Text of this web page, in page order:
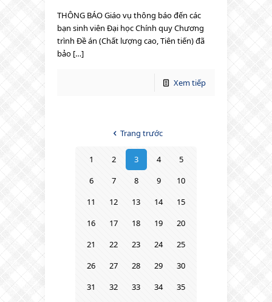
THÔNG BÁO Giáo vụ thông báo đến các
bạn sinh viên Đại học Chính quy Chương
trình Đề án (Chất lượng cao, Tiên tiến) đã
bảo […]
Xem tiếp
Trang trước
1 2 3 4
5
6
7 8 9
10
11
12 13 14
15
16
17 18 19
20
21
22 23 24
25
26
27 28 29
30
31
32 33 34
35